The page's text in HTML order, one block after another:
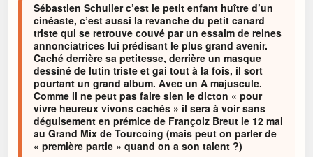
Sébastien Schuller c’est le petit enfant huître d’un
cinéaste, c’est aussi la revanche du petit canard
triste qui se retrouve couvé par un essaim de reines
annonciatrices lui prédisant le plus grand avenir.
Caché derrière sa petitesse, derrière un masque
dessiné de lutin triste et gai tout à la fois, il sort
pourtant un grand album. Avec un A majuscule.
Comme il ne peut pas faire sien le dicton « pour
vivre heureux vivons cachés » il sera à voir sans
déguisement en prémice de Françoiz Breut le 12 mai
au Grand Mix de Tourcoing (mais peut on parler de
« première partie » quand on a son talent ?)